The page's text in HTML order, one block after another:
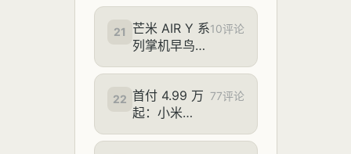
21
芒米 AIR Y 系
列掌机早鸟价
Pro 版 999
元-1199 元
10评论
22 首付 4.99 万
起：小米
77评论